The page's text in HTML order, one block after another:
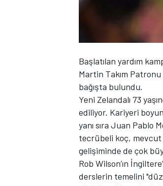
Başlatılan yardım
Martin Takım
bağışta bulundu.
Yeni Zelandalı 73
ediliyor. Kariyeri
yanı sıra Juan Pablo
tecrübeli koç, mevcut
gelişiminde de çok
Rob Wilson’ın
derslerin temelini